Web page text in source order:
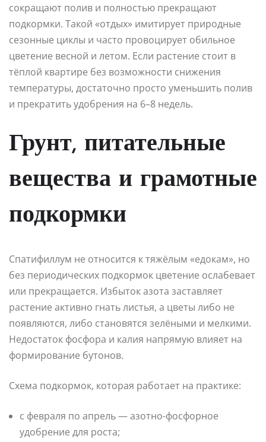
сокращают полив и полностью прекращают
подкормки. Такой «отдых» имитирует природные
сезонные циклы и часто провоцирует обильное
цветение весной и летом. Если растение стоит в
тёплой квартире без возможности снижения
температуры, достаточно просто уменьшить полив
и прекратить удобрения на 6–8 недель.
Грунт, питательные
вещества и грамотные
подкормки
Спатифиллум не относится к тяжёлым «едокам», но
без периодических подкормок цветение ослабевает
или прекращается. Избыток азота заставляет
растение активно гнать листья, а цветы либо не
появляются, либо становятся зелёными и мелкими.
Недостаток фосфора и калия напрямую влияет на
формирование бутонов.
Схема подкормок, которая работает на практике:
с февраля по апрель — азотно-фосфорное
удобрение для роста;